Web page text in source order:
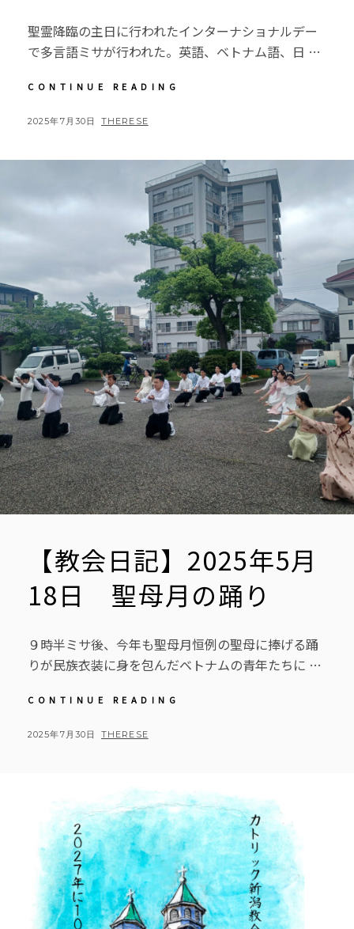
聖霊降臨の主日に行われたインターナショナルデー
で多言語ミサが行われた。英語、ベトナム語、日 …
CONTINUE READING
年
6
月
8
日
聖
霊
降
臨
の
主
日
（祭
日）
POSTED
2025年7月30日 BY
THERESE
【教会日記】2025年5月
18日 聖母月の踊り
９時半ミサ後、今年も聖母月恒例の聖母に捧げる踊
りが民族衣装に身を包んだベトナムの青年たちに …
CONTINUE READING
5
月
18
日
聖
母
月
の
踊
POSTED
2025年7月30日 BY
THERESE